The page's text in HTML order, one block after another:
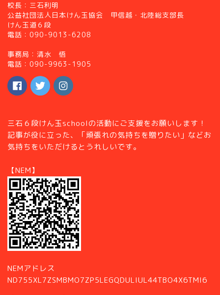
校長：三石利明
公益社団法人日本けん玉協会 甲信越・北陸総支部長
けん玉道６段
電話：090-9013-6208
事務局：清水 悟
電話：090-9963-1905
三石６段けん玉schoolの活動にご支援をお願いします！
記事が役に立った、「頑張れの気持ちを贈りたい」などお
気持ちをいただけるとうれしいです。
【NEM】
NEMアドレス
ND755XL7ZSMBMO7ZP5LEGQDULIUL44TBO4X6TMI6